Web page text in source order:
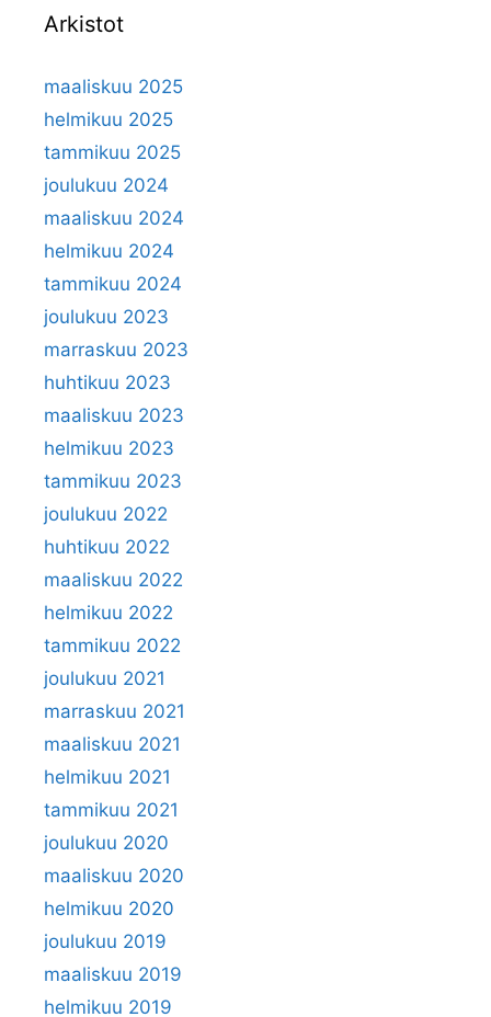
Arkistot
maaliskuu 2025
helmikuu 2025
tammikuu 2025
joulukuu 2024
maaliskuu 2024
helmikuu 2024
tammikuu 2024
joulukuu 2023
marraskuu 2023
huhtikuu 2023
maaliskuu 2023
helmikuu 2023
tammikuu 2023
joulukuu 2022
huhtikuu 2022
maaliskuu 2022
helmikuu 2022
tammikuu 2022
joulukuu 2021
marraskuu 2021
maaliskuu 2021
helmikuu 2021
tammikuu 2021
joulukuu 2020
maaliskuu 2020
helmikuu 2020
joulukuu 2019
maaliskuu 2019
helmikuu 2019